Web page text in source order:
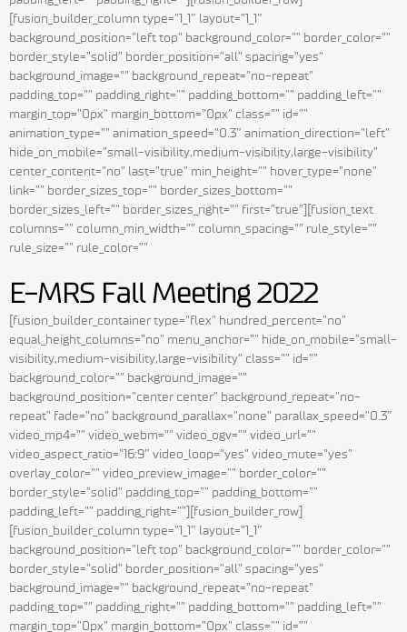
[fusion_builder_column type=”1_1″ layout=”1_1″
background_position=”left top” background_color=”” border_color=””
border_style=”solid” border_position=”all” spacing=”yes”
background_image=”” background_repeat=”no-repeat”
padding_top=”” padding_right=”” padding_bottom=”” padding_left=””
margin_top=”0px” margin_bottom=”0px” class=”” id=””
animation_type=”” animation_speed=”0.3″ animation_direction=”left”
hide_on_mobile=”small-visibility,medium-visibility,large-visibility”
center_content=”no” last=”true” min_height=”” hover_type=”none”
link=”” border_sizes_top=”” border_sizes_bottom=””
border_sizes_left=”” border_sizes_right=”” first=”true”][fusion_text
columns=”” column_min_width=”” column_spacing=”” rule_style=””
rule_size=”” rule_color=””
E-MRS Fall Meeting 2022
[fusion_builder_container type=”flex” hundred_percent=”no”
equal_height_columns=”no” menu_anchor=”” hide_on_mobile=”small-
visibility,medium-visibility,large-visibility” class=”” id=””
background_color=”” background_image=””
background_position=”center center” background_repeat=”no-
repeat” fade=”no” background_parallax=”none” parallax_speed=”0.3″
video_mp4=”” video_webm=”” video_ogv=”” video_url=””
video_aspect_ratio=”16:9″ video_loop=”yes” video_mute=”yes”
overlay_color=”” video_preview_image=”” border_color=””
border_style=”solid” padding_top=”” padding_bottom=””
padding_left=”” padding_right=””][fusion_builder_row]
[fusion_builder_column type=”1_1″ layout=”1_1″
background_position=”left top” background_color=”” border_color=””
border_style=”solid” border_position=”all” spacing=”yes”
background_image=”” background_repeat=”no-repeat”
padding_top=”” padding_right=”” padding_bottom=”” padding_left=””
margin_top=”0px” margin_bottom=”0px” class=”” id=””